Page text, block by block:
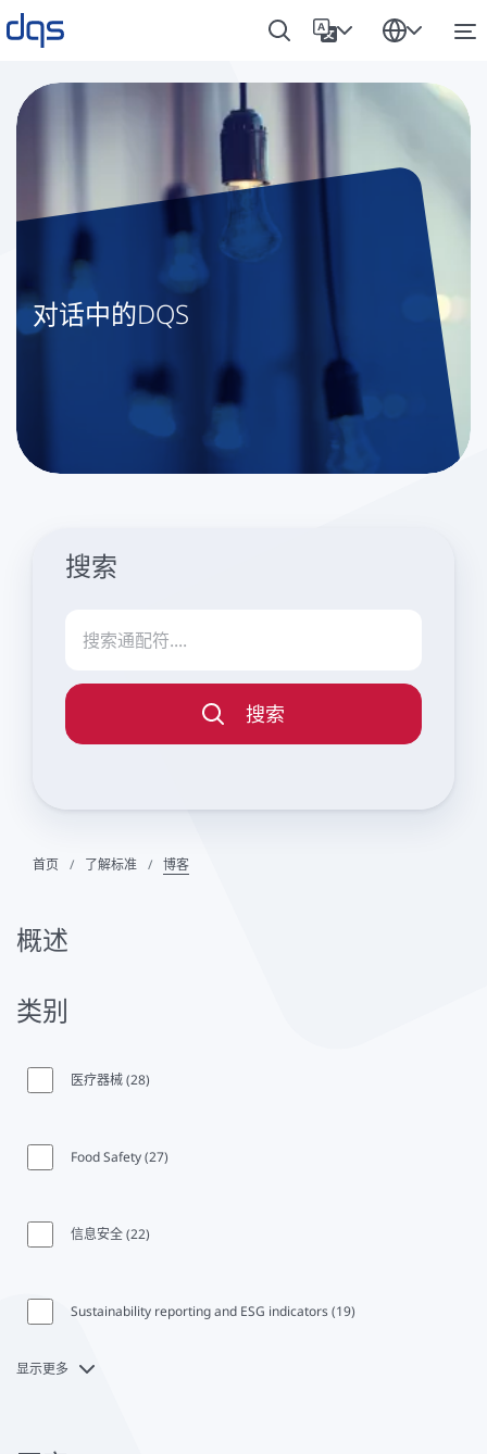
对话中的DQS
搜索
搜索
首页 了解标准 博客
概述
类别
医疗器械 (28)
Food Safety (27)
信息安全 (22)
Sustainability reporting and ESG indicators (19)
显示更多